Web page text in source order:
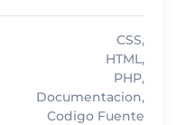
CSS,
HTML,
PHP,
Documentacion,
Codigo Fuente